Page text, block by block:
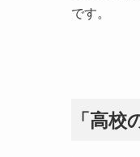
です。
「高